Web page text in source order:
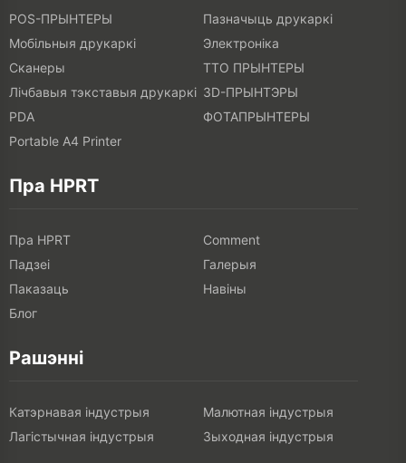
POS-ПРЫНТЕРЫ
Пазначыць друкаркі
Мобільныя друкаркі
Электроніка
Сканеры
ТТО ПРЫНТЕРЫ
Лічбавыя тэкставыя друкаркі 3D-ПРЫНТЭРЫ
PDA
ФОТАПРЫНТЕРЫ
Portable A4 Printer
Пра HPRT
Пра HPRT
Comment
Падзеі
Галерыя
Паказаць
Навіны
Блог
Рашэнні
Катэрнавая індустрыя
Малютная індустрыя
Лагістычная індустрыя
Зыходная індустрыя